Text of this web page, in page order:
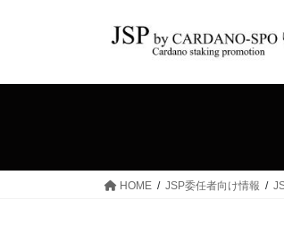
HOME JSP委任者向け情報